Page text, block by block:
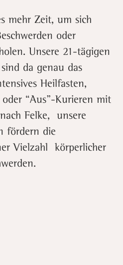
mehr Zeit, um sich
oder
Unsere 21-tägigen
da genau das
Heilfasten,
“Aus”-Kurieren mit
Felke, unsere
fördern die
Vielzahl körperlicher